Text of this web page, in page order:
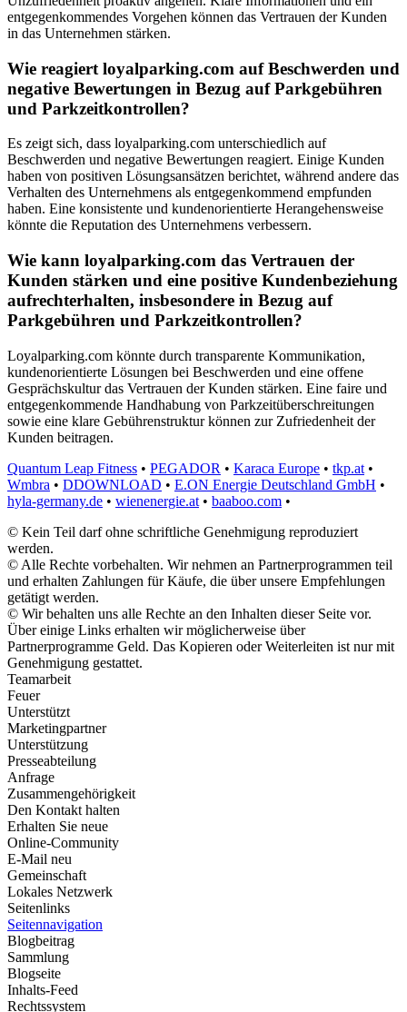
entgegenkommendes Vorgehen können das Vertrauen der Kunden
in das Unternehmen stärken.
Wie reagiert loyalparking.com auf Beschwerden und
negative Bewertungen in Bezug auf Parkgebühren
und Parkzeitkontrollen?
Es zeigt sich, dass loyalparking.com unterschiedlich auf
Beschwerden und negative Bewertungen reagiert. Einige Kunden
haben von positiven Lösungsansätzen berichtet, während andere das
Verhalten des Unternehmens als entgegenkommend empfunden
haben. Eine konsistente und kundenorientierte Herangehensweise
könnte die Reputation des Unternehmens verbessern.
Wie kann loyalparking.com das Vertrauen der
Kunden stärken und eine positive Kundenbeziehung
aufrechterhalten, insbesondere in Bezug auf
Parkgebühren und Parkzeitkontrollen?
Loyalparking.com könnte durch transparente Kommunikation,
kundenorientierte Lösungen bei Beschwerden und eine offene
Gesprächskultur das Vertrauen der Kunden stärken. Eine faire und
entgegenkommende Handhabung von Parkzeitüberschreitungen
sowie eine klare Gebührenstruktur können zur Zufriedenheit der
Kunden beitragen.
Quantum Leap Fitness • PEGADOR • Karaca Europe • tkp.at •
Wmbra • DDOWNLOAD • E.ON Energie Deutschland GmbH •
hyla-germany.de • wienenergie.at • baaboo.com •
© Kein Teil darf ohne schriftliche Genehmigung reproduziert
werden.
© Alle Rechte vorbehalten. Wir nehmen an Partnerprogrammen teil
und erhalten Zahlungen für Käufe, die über unsere Empfehlungen
getätigt werden.
© Wir behalten uns alle Rechte an den Inhalten dieser Seite vor.
Über einige Links erhalten wir möglicherweise über
Partnerprogramme Geld. Das Kopieren oder Weiterleiten ist nur mit
Genehmigung gestattet.
Teamarbeit
Feuer
Unterstützt
Marketingpartner
Unterstützung
Presseabteilung
Anfrage
Zusammengehörigkeit
Den Kontakt halten
Erhalten Sie neue
Online-Community
E-Mail neu
Gemeinschaft
Lokales Netzwerk
Seitenlinks
Seitennavigation
Blogbeitrag
Sammlung
Blogseite
Inhalts-Feed
Rechtssystem